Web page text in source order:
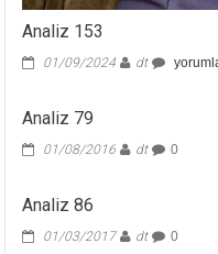
Analiz 153
01/09/2024 dt
Analiz
Analiz 79
01/08/2016 dt 0
Analiz 86
01/03/2017 dt 0